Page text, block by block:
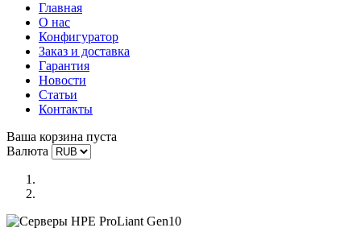
Главная
О нас
Конфигуратор
Заказ и доставка
Гарантия
Новости
Статьи
Контакты
Ваша корзина пуста
Валюта